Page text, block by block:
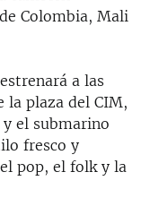
Colombia, Mali
a las
la plaza del CIM,
el submarino
fresco y
pop, el folk y la